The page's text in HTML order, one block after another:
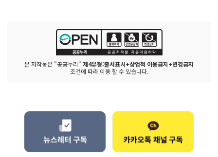
본 저작물은 "공공누리" 제4유형:출처표시+상업적 이용금지+변경금지
조건에 따라 이용 할 수 있습니다.